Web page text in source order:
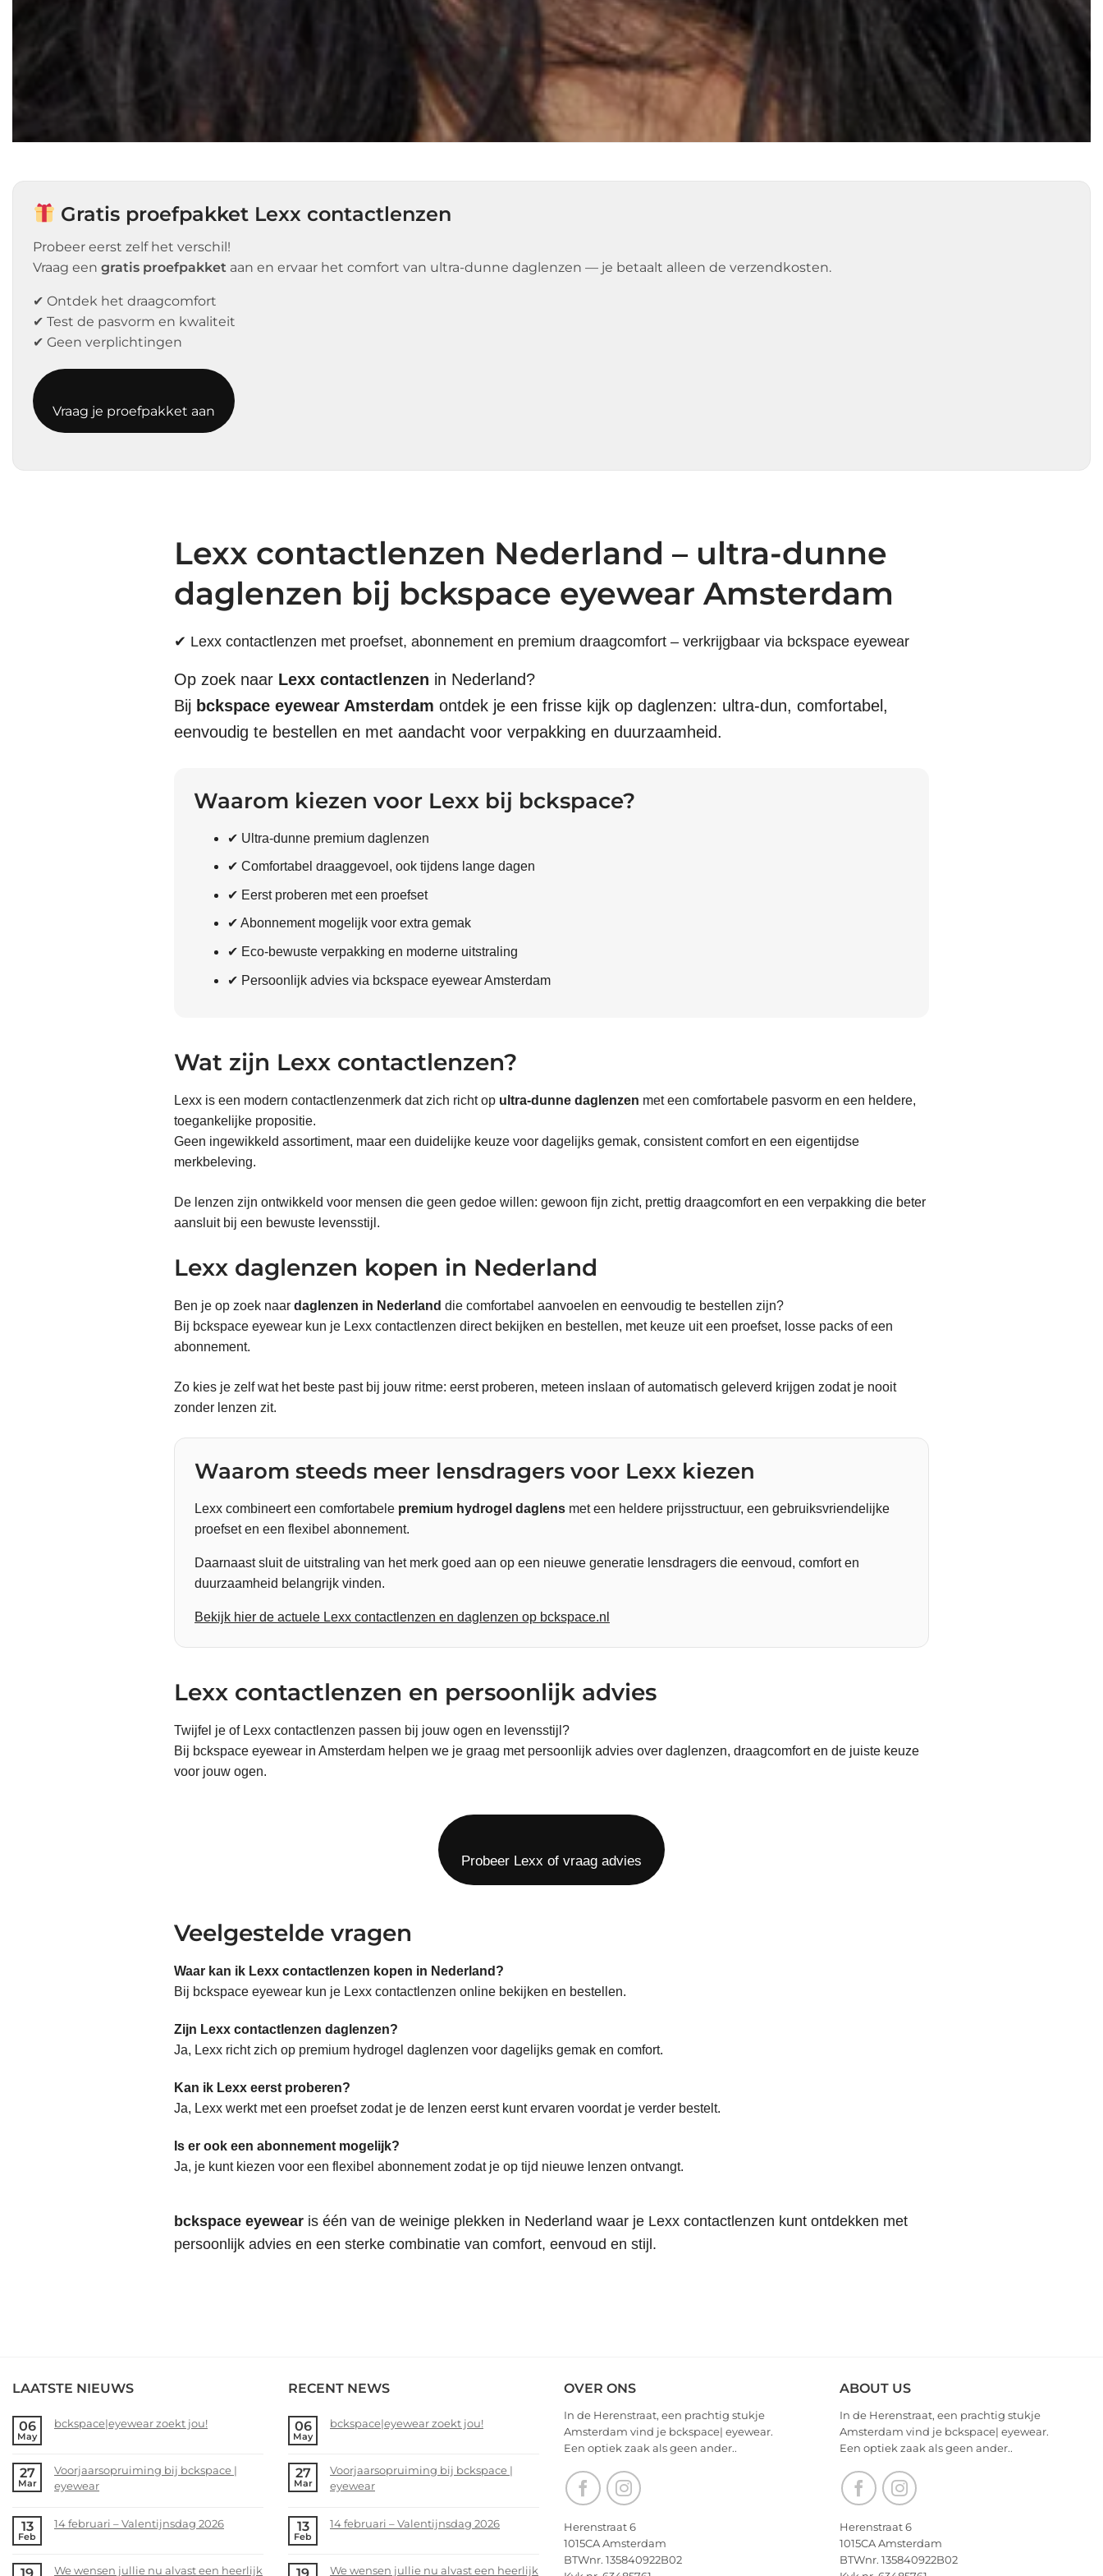
Gratis proefpakket Lexx contactlenzen
Probeer eerst zelf het verschil!
Vraag een gratis proefpakket aan en ervaar het comfort van ultra-dunne daglenzen — je betaalt alleen de verzendkosten.
✔ Ontdek het draagcomfort
✔ Test de pasvorm en kwaliteit
✔ Geen verplichtingen
Vraag je proefpakket aan
Lexx contactlenzen Nederland – ultra-dunne
daglenzen bij bckspace eyewear Amsterdam
✔ Lexx contactlenzen met proefset, abonnement en premium draagcomfort – verkrijgbaar via bckspace eyewear
Op zoek naar Lexx contactlenzen in Nederland?
Bij bckspace eyewear Amsterdam ontdek je een frisse kijk op daglenzen: ultra-dun, comfortabel,
eenvoudig te bestellen en met aandacht voor verpakking en duurzaamheid.
Waarom kiezen voor Lexx bij bckspace?
✔ Ultra-dunne premium daglenzen
✔ Comfortabel draaggevoel, ook tijdens lange dagen
✔ Eerst proberen met een proefset
✔ Abonnement mogelijk voor extra gemak
✔ Eco-bewuste verpakking en moderne uitstraling
✔ Persoonlijk advies via bckspace eyewear Amsterdam
Wat zijn Lexx contactlenzen?
Lexx is een modern contactlenzenmerk dat zich richt op ultra-dunne daglenzen met een comfortabele pasvorm en een heldere,
toegankelijke propositie.
Geen ingewikkeld assortiment, maar een duidelijke keuze voor dagelijks gemak, consistent comfort en een eigentijdse
merkbeleving.
De lenzen zijn ontwikkeld voor mensen die geen gedoe willen: gewoon fijn zicht, prettig draagcomfort en een verpakking die beter
aansluit bij een bewuste levensstijl.
Lexx daglenzen kopen in Nederland
Ben je op zoek naar daglenzen in Nederland die comfortabel aanvoelen en eenvoudig te bestellen zijn?
Bij bckspace eyewear kun je Lexx contactlenzen direct bekijken en bestellen, met keuze uit een proefset, losse packs of een
abonnement.
Zo kies je zelf wat het beste past bij jouw ritme: eerst proberen, meteen inslaan of automatisch geleverd krijgen zodat je nooit
zonder lenzen zit.
Waarom steeds meer lensdragers voor Lexx kiezen
Lexx combineert een comfortabele premium hydrogel daglens met een heldere prijsstructuur, een gebruiksvriendelijke
proefset en een flexibel abonnement.
Daarnaast sluit de uitstraling van het merk goed aan op een nieuwe generatie lensdragers die eenvoud, comfort en
duurzaamheid belangrijk vinden.
Bekijk hier de actuele Lexx contactlenzen en daglenzen op bckspace.nl
Lexx contactlenzen en persoonlijk advies
Twijfel je of Lexx contactlenzen passen bij jouw ogen en levensstijl?
Bij bckspace eyewear in Amsterdam helpen we je graag met persoonlijk advies over daglenzen, draagcomfort en de juiste keuze
voor jouw ogen.
Probeer Lexx of vraag advies
Veelgestelde vragen
Waar kan ik Lexx contactlenzen kopen in Nederland?
Bij bckspace eyewear kun je Lexx contactlenzen online bekijken en bestellen.
Zijn Lexx contactlenzen daglenzen?
Ja, Lexx richt zich op premium hydrogel daglenzen voor dagelijks gemak en comfort.
Kan ik Lexx eerst proberen?
Ja, Lexx werkt met een proefset zodat je de lenzen eerst kunt ervaren voordat je verder bestelt.
Is er ook een abonnement mogelijk?
Ja, je kunt kiezen voor een flexibel abonnement zodat je op tijd nieuwe lenzen ontvangt.
bckspace eyewear is één van de weinige plekken in Nederland waar je Lexx contactlenzen kunt ontdekken met
persoonlijk advies en een sterke combinatie van comfort, eenvoud en stijl.
LAATSTE NIEUWS
06
May
bckspace|eyewear zoekt jou!
on
bckspace|eyewear
jou!
27
Mar
Voorjaarsopruiming bij bckspace |
eyewear
Comments
bij
13
Feb
14 februari – Valentijnsdag 2026
We wensen jullie nu alvast een heerlijk
RECENT NEWS
06
May
bckspace|eyewear zoekt jou!
on
bckspace|eyewear
jou!
27
Mar
Voorjaarsopruiming bij bckspace |
eyewear
Comments
bij
13
Feb
14 februari – Valentijnsdag 2026
We wensen jullie nu alvast een heerlijk
OVER ONS
In de Herenstraat, een prachtig stukje
Amsterdam vind je bckspace| eyewear.
Een optiek zaak als geen ander..
Herenstraat 6
1015CA Amsterdam
BTWnr. 135840922B02
ABOUT US
In de Herenstraat, een prachtig stukje
Amsterdam vind je bckspace| eyewear.
Een optiek zaak als geen ander..
Herenstraat 6
1015CA Amsterdam
BTWnr. 135840922B02